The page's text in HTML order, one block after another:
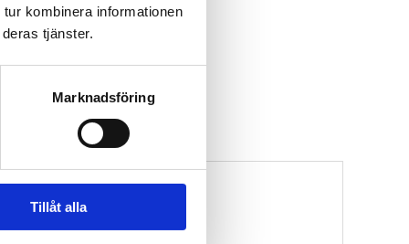
kombinera informationen
tjänster.
Marknadsföring
Tillåt alla